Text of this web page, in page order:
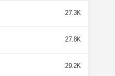
27.3K
27.8K
29.2K